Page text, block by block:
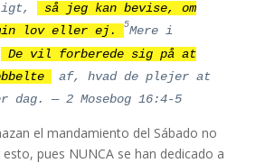
så jeg kan bevise, om
lov eller ej.
5Mere i
De vil forberede sig på at
af, hvad de plejer at
dag. — 2 Mosebog 16:4-5
el mandamiento del Sábado no
pues NUNCA se han dedicado a